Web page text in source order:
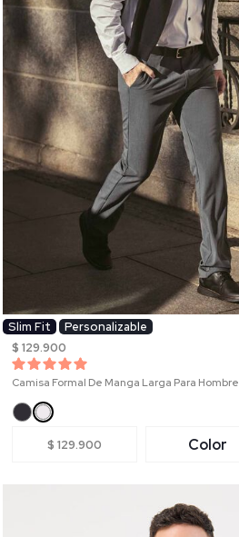
Slim Fit
Personalizable
$ 129.900
Camisa Formal De Manga Larga Para Hombre
$ 129.900 Color